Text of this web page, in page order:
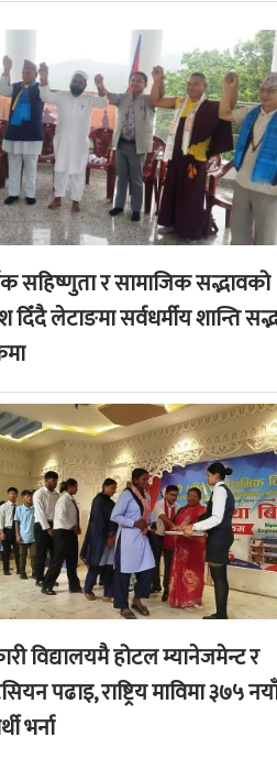
सहिष्णुता र सामाजिक सद्भावको
दिँदै लेटाङमा सर्वधर्मीय शान्ति
विद्यालयमै होटल म्यानेजमेन्ट र
पढाइ, राष्ट्रिय माविमा ३७५
भर्ना